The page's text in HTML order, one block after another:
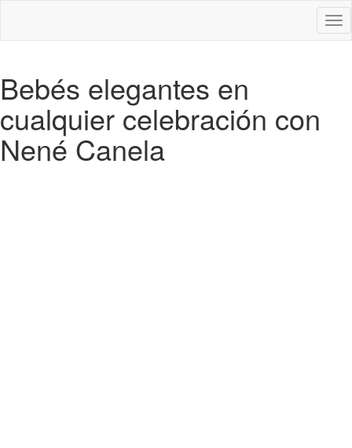
Bebés elegantes en
cualquier celebración con
Nené Canela